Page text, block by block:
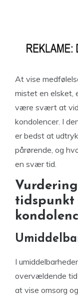
At vise
mistet en elsket,
være svært at
kondolencer. I
er bedst at
pårørende, og
en svær tid.
tidspunkt
I
overvældende
at vise omsorg